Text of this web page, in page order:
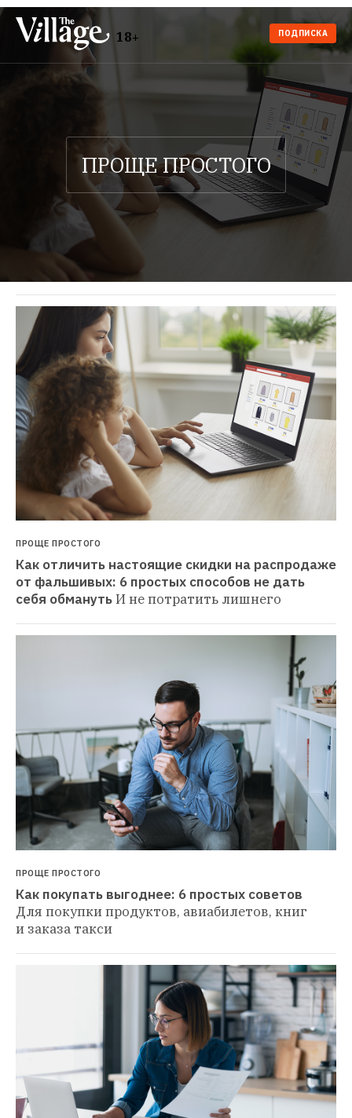
18+ ПОДПИСКА
ПРОЩЕ ПРОСТОГО
Как отличить настоящие скидки на распродаже
от фальшивых: 6 простых способов не дать
себя обманутьИ не потратить лишнего
ПРОЩЕ ПРОСТОГО
Как покупать выгоднее: 6 простых советов
Для покупки продуктов, авиабилетов, книг
и заказа такси